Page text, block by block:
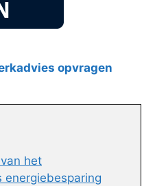
opvragen
het
energiebesparing